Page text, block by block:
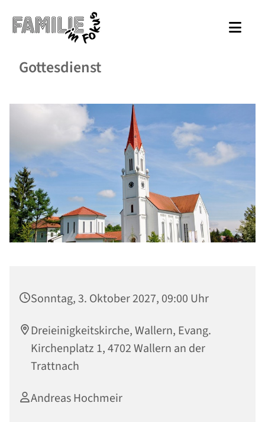
Gottesdienst
Sonntag, 3. Oktober 2027, 09:00 Uhr
Dreieinigkeitskirche, Wallern, Evang.
Kirchenplatz 1, 4702 Wallern an der
Trattnach
Andreas Hochmeir